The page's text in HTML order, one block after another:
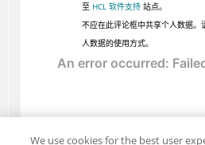
至 HCL 软件支持站点。
不应在此评论框中共享个人数据。
人数据的使用方式。
We use cookies for the best user